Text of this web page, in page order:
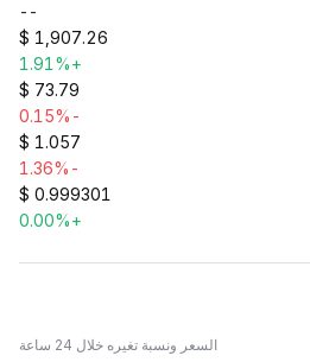
--
$ 1,907.26
+1.91%
$ 73.79
-0.15%
$ 1.057
-1.36%
$ 0.999301
+0.00%
السعر ونسبة تغيره خلال 24 ساعة